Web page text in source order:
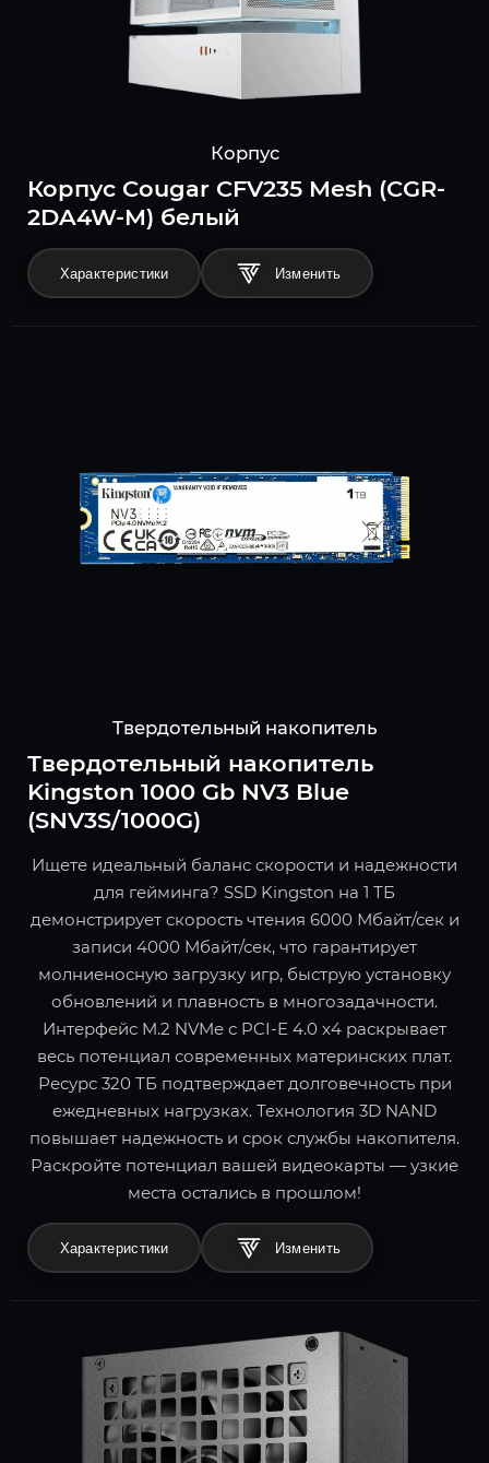
Корпус
Корпус Cougar CFV235 Mesh (CGR-
2DA4W-M) белый
Характеристики
Твердотельный накопитель
Твердотельный накопитель
Kingston 1000 Gb NV3 Blue
(SNV3S/1000G)
Ищете идеальный баланс скорости и надежности
для гейминга? SSD Kingston на 1 ТБ
демонстрирует скорость чтения 6000 Мбайт/сек и
записи 4000 Мбайт/сек, что гарантирует
молниеносную загрузку игр, быструю установку
обновлений и плавность в многозадачности.
Интерфейс M.2 NVMe с PCI-E 4.0 x4 раскрывает
весь потенциал современных материнских плат.
Ресурс 320 ТБ подтверждает долговечность при
ежедневных нагрузках. Технология 3D NAND
повышает надежность и срок службы накопителя.
Раскройте потенциал вашей видеокарты — узкие
места остались в прошлом!
Характеристики